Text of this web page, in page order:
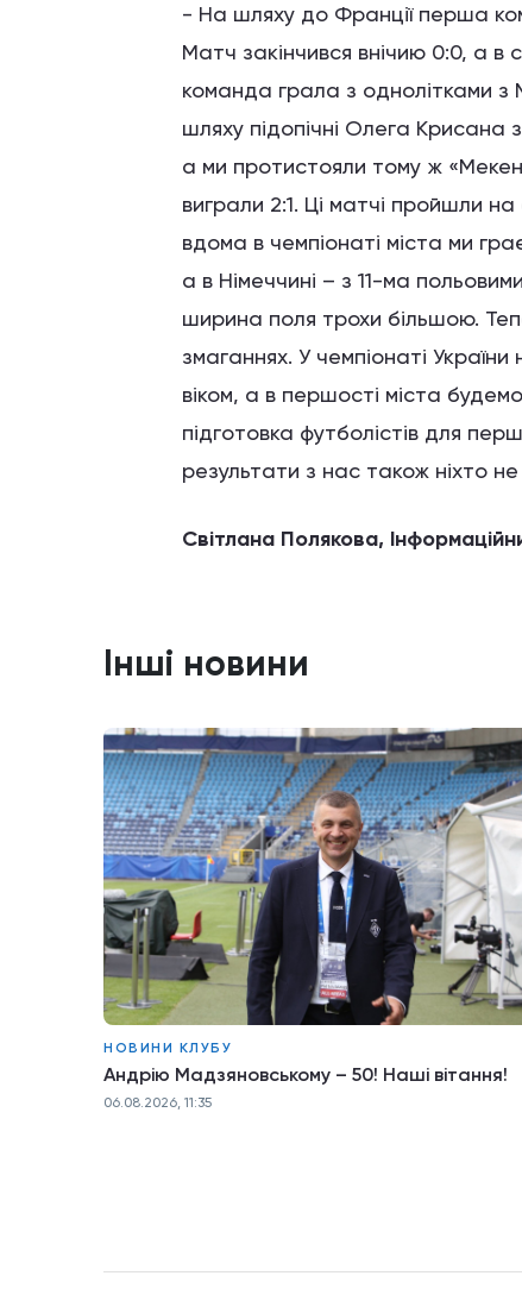
- На шляху до Франції перша
Матч закінчився внічию 0:0, а в
команда грала з однолітками з
шляху підопічні Олега
а ми протистояли тому ж
виграли 2:1. Ці матчі пройшли
вдома в чемпіонаті міста ми
а в Німеччині – з 11-ма
ширина поля трохи більшою.
змаганнях. У чемпіонаті
віком, а в першості міста
підготовка футболістів для
результати з нас також ніхто не
Світлана Полякова,
Інші новини
НОВИНИ КЛУБУ
Андрію Мадзяновському – 50! Наші вітання!
06.08.2026, 11:35